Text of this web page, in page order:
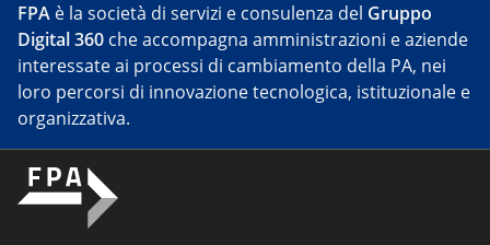
FPA è la società di servizi e consulenza del Gruppo
Digital 360 che accompagna amministrazioni e aziende
interessate ai processi di cambiamento della PA, nei
loro percorsi di innovazione tecnologica, istituzionale e
organizzativa.